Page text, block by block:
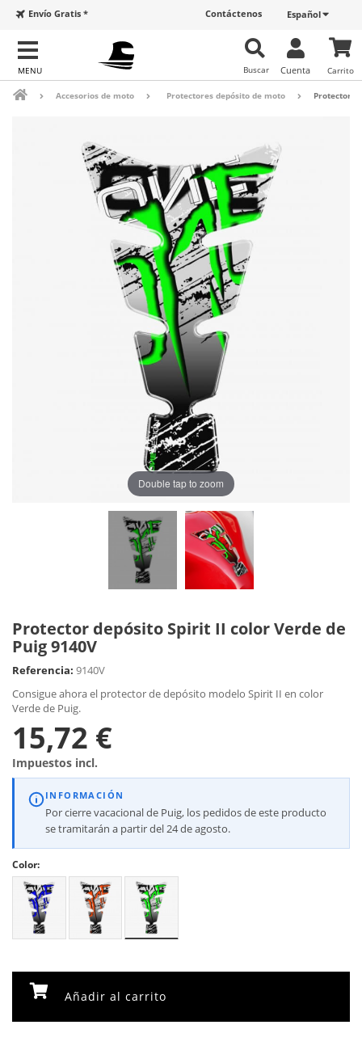
Español
Contáctenos
Envío Gratis *
Carrito
Cuenta
Buscar
Accesorios de moto Protectores depósito de moto Protector
Double tap to zoom
Protector depósito Spirit II color Verde de
Puig 9140V
Referencia: 9140V
Consigue ahora el protector de depósito modelo Spirit II en color
Verde de Puig.
15,72 €
Impuestos incl.
INFORMACIÓN
Por cierre vacacional de Puig, los pedidos de este producto
se tramitarán a partir del 24 de agosto.
Color:
Añadir al carrito